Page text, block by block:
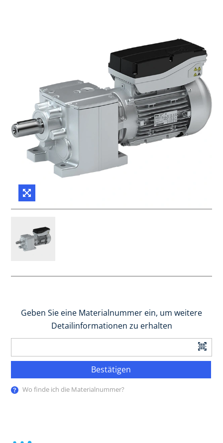
Geben Sie eine Materialnummer ein, um weitere
Detailinformationen zu erhalten
Bestätigen
Wo finde ich die Materialnummer?